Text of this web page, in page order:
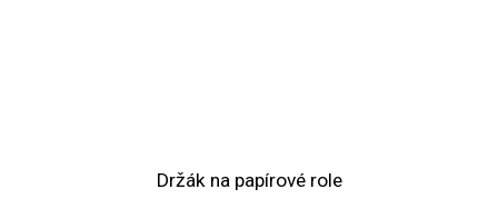
Držák na papírové role